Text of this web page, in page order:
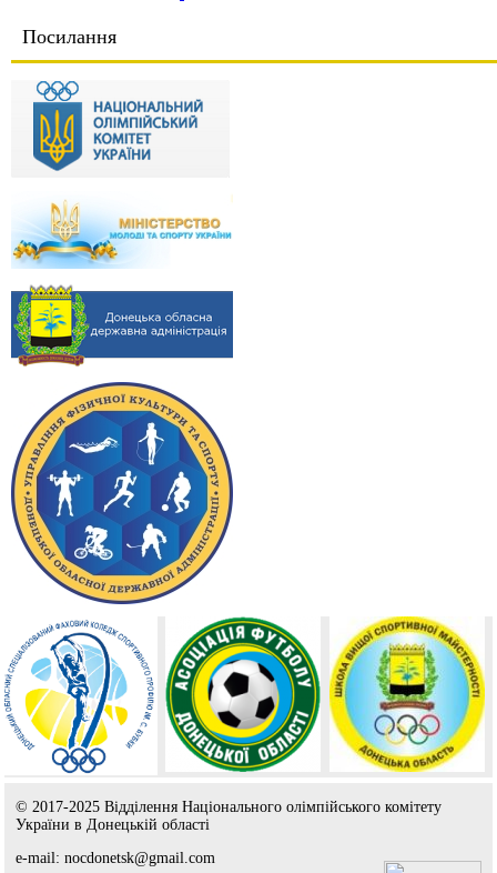
Посилання
© 2017-2025 Відділення Національного олімпійського комітету
України в Донецькій області
e-mail: nocdonetsk@gmail.com